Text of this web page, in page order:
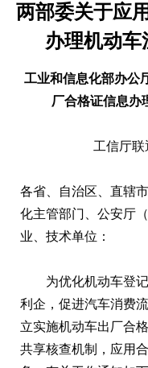
两部委关于应
办理机动
工业和信息化部办公
厂合格证信息办
工信厅联
各省、自治区、直辖
化主管部门、公安厅
业、技术单位：
为优化机动车登
利企，促进汽车消费
立实施机动车出厂合
共享核查机制，应用